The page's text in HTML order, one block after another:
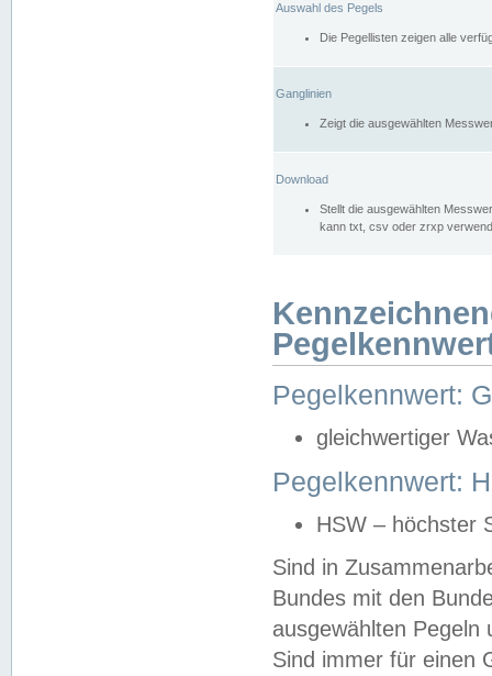
Auswahl des Pegels
Die Pegellisten zeigen alle
Ganglinien
Zeigt die ausgewählten
Download
Stellt die ausgewählten
kann txt, csv oder zrxp
Pegelkennwert:
gleichwertiger
Pegelkennwert:
HSW – höchster
Sind in
Bundes mit den
ausgewählten
Sind immer für einen